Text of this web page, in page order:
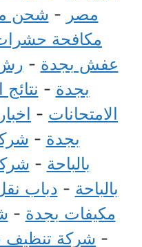
مصر - شحن
مكافحة
عفش بجدة - رش
بجدة -
الامتحانات -
بجدة -
بالباحة -
بالباحة - دباب
مكيفات بجدة -
- شركة تنظيف